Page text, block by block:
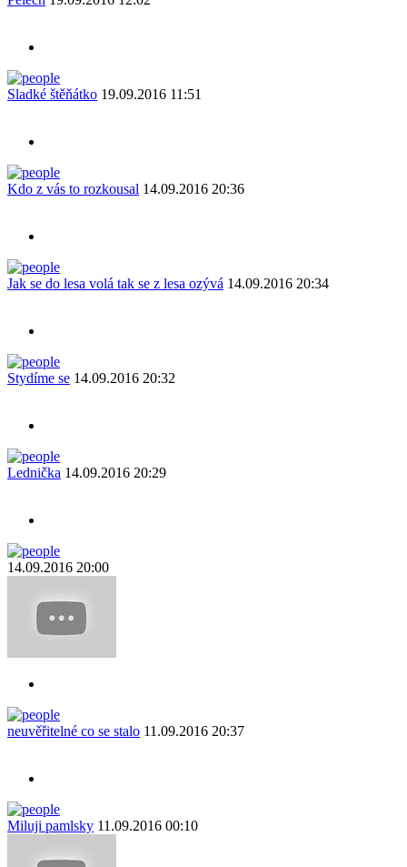
Sladké štěňátko 19.09.2016 11:51
Kdo z vás to rozkousal 14.09.2016 20:36
Jak se do lesa volá tak se z lesa ozývá 14.09.2016 20:34
Stydíme se 14.09.2016 20:32
Lednička 14.09.2016 20:29
14.09.2016 20:00
neuvěřitelné co se stalo 11.09.2016 20:37
Miluji pamlsky 11.09.2016 00:10